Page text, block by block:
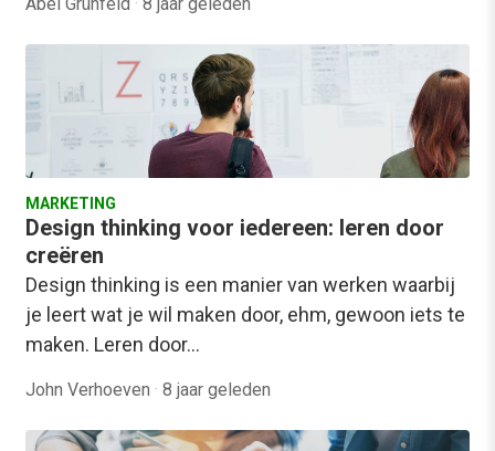
MARKETING
Design thinking voor iedereen: leren door
creëren
Design thinking is een manier van werken waarbij
je leert wat je wil maken door, ehm, gewoon iets te
maken. Leren door…
John Verhoeven · 8 jaar geleden